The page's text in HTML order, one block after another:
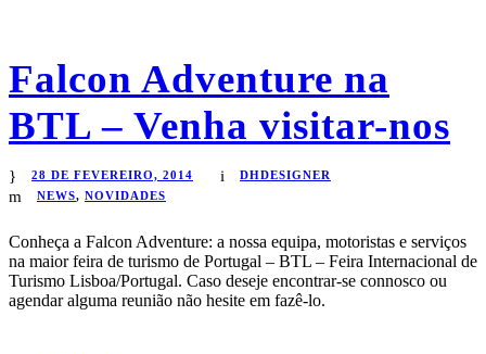
Falcon Adventure na
BTL – Venha visitar-nos
28 DE FEVEREIRO, 2014
DHDESIGNER
NEWS, NOVIDADES
Conheça a Falcon Adventure: a nossa equipa, motoristas e serviços
na maior feira de turismo de Portugal – BTL – Feira Internacional de
Turismo Lisboa/Portugal. Caso deseje encontrar-se connosco ou
agendar alguma reunião não hesite em fazê-lo.